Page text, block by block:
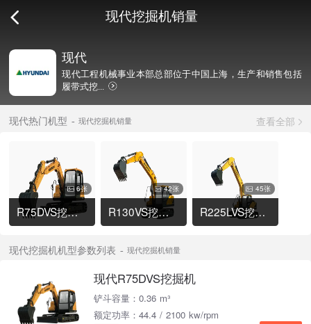
现代挖掘机销量
现代
现代工程机械事业本部总部位于中国上海，生产和销售包括
履带式挖...
现代热门机型 现代挖掘机销量 查看全部
6张
R75DVS挖掘机
42张
R130VS挖掘机
45张
R225LVS挖掘机
现代挖掘机机型参数列表 现代挖掘机销量
现代R75DVS挖掘机
铲斗容量：0.36 m³
额定功率：44.4 / 2100 kw/rpm